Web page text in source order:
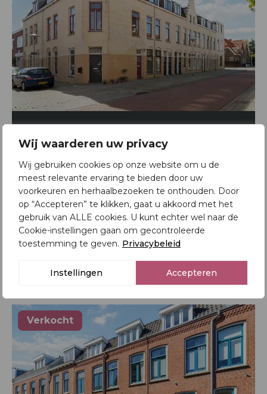
Wij waarderen uw privacy
Wij gebruiken cookies op onze website om u de
meest relevante ervaring te bieden door uw
voorkeuren en herhaalbezoeken te onthouden. Door
op “Accepteren” te klikken, gaat u akkoord met het
gebruik van ALLE cookies. U kunt echter wel naar de
Cookie-instellingen gaan om gecontroleerde
toestemming te geven. Privacybeleid
Instellingen Accepteren
Appartement
53 m2
Verkocht
€ 365.000,- k.k.
Bekijk woning
Verkocht